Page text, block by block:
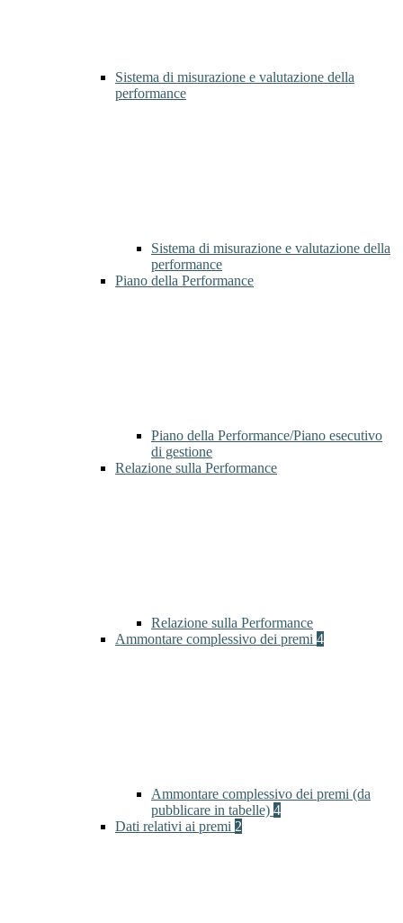
Sistema di misurazione e valutazione della
performance
Sistema di misurazione e valutazione della
performance
Piano della Performance
Piano della Performance/Piano esecutivo
di gestione
Relazione sulla Performance
Relazione sulla Performance
Ammontare complessivo dei premi 4
Ammontare complessivo dei premi (da
pubblicare in tabelle) 4
Dati relativi ai premi 2